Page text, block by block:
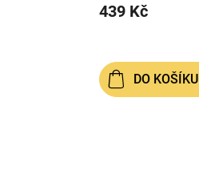
439 Kč
DO KOŠÍKU